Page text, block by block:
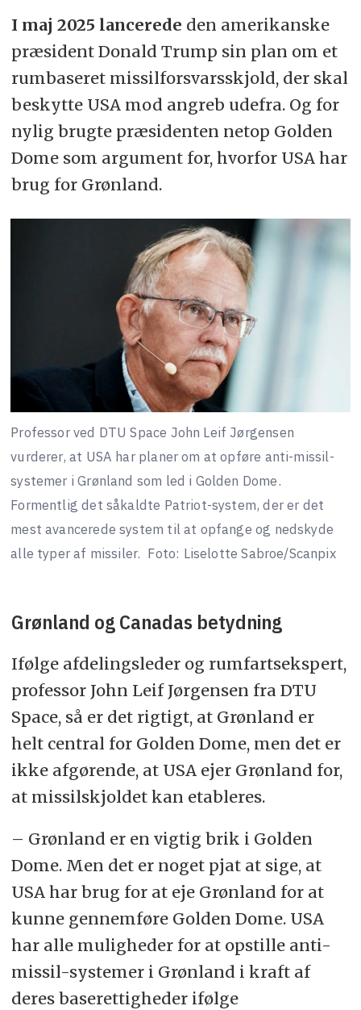
I maj 2025 lancerede den amerikanske
præsident Donald Trump sin plan om et
rumbaseret missilforsvarsskjold, der skal
beskytte USA mod angreb udefra. Og for
nylig brugte præsidenten netop Golden
Dome som argument for, hvorfor USA har
brug for Grønland.
Professor ved DTU Space John Leif Jørgensen
vurderer, at USA har planer om at opføre anti-missil-
systemer i Grønland som led i Golden Dome.
Formentlig det såkaldte Patriot-system, der er det
mest avancerede system til at opfange og nedskyde
alle typer af missiler. Foto: Liselotte Sabroe/Scanpix
Grønland og Canadas betydning
Ifølge afdelingsleder og rumfartsekspert,
professor John Leif Jørgensen fra DTU
Space, så er det rigtigt, at Grønland er
helt central for Golden Dome, men det er
ikke afgørende, at USA ejer Grønland for,
at missilskjoldet kan etableres.
– Grønland er en vigtig brik i Golden
Dome. Men det er noget pjat at sige, at
USA har brug for at eje Grønland for at
kunne gennemføre Golden Dome. USA
har alle muligheder for at opstille anti-
missil-systemer i Grønland i kraft af
deres baserettigheder ifølge